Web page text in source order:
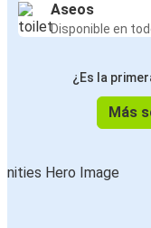
Aseos
Disponible en
¿Es la
Más